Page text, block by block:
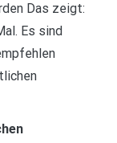
Das zeigt:
Es sind